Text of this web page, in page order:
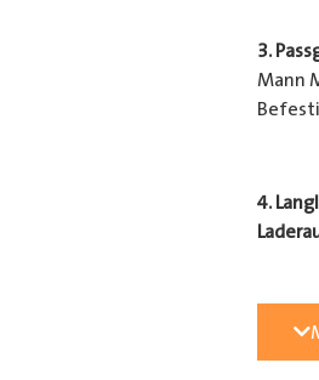
3.
Mann
4.